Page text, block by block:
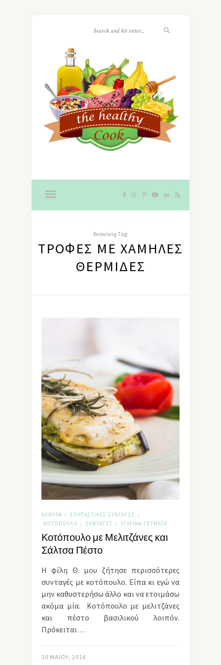
Browsing Tag:
ΤΡΟΦΈΣ ΜΕ ΧΑΜΗΛΈΣ
ΘΕΡΜΊΔΕΣ
ΑΛΜΥΡΆ / ΕΟΡΤΑΣΤΙΚΈΣ ΣΥΝΤΑΓΈΣ /
ΚΟΤΌΠΟΥΛΟ / ΣΥΝΤΑΓΈΣ / ΥΓΙΕΙΝΆ ΓΕΎΜΑΤΑ
Κοτόπουλο με Μελιτζάνες και
Σάλτσα Πέστο
Η φίλη Θ. μου ζήτησε περισσότερες
συνταγές με κοτόπουλο. Είπα κι εγώ να
μην καθυστερήσω άλλο και να ετοιμάσω
ακόμα μία. Κοτόπουλο με μελιτζάνες
και πέστο βασιλικού λοιπόν.
Πρόκειται…
10 ΜΑΪ́ΟΥ, 2016